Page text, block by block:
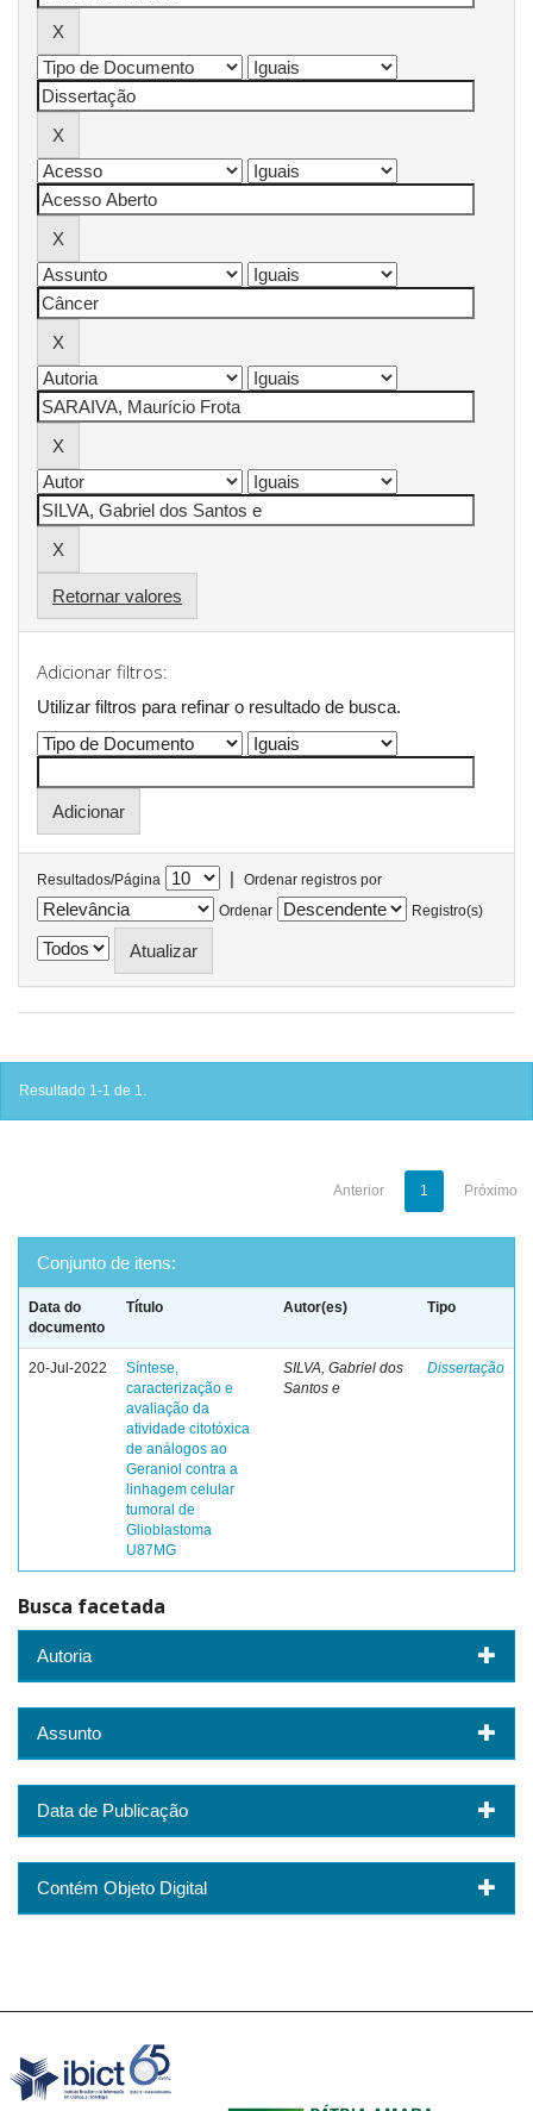
Retornar valores
Adicionar filtros:
Utilizar filtros para refinar o resultado de busca.
Resultados/Página |
Ordenar registros por
Ordenar
Registro(s)
Resultado 1-1 de 1.
Anterior 1 Próximo
Conjunto de itens:
Data do
documento
Título Autor(es) Tipo
20-Jul-2022
Síntese,
caracterização e
avaliação da
atividade citotóxica
de análogos ao
Geraniol contra a
linhagem celular
tumoral de
Glioblastoma
U87MG
SILVA, Gabriel dos
Santos e
Dissertação
Busca facetada
Autoria
Assunto
Data de Publicação
Contém Objeto Digital